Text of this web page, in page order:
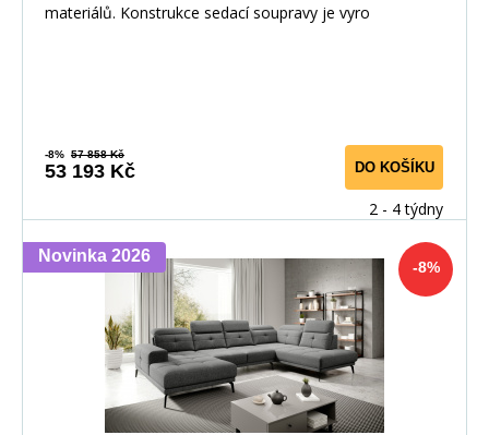
materiálů. Konstrukce sedací soupravy je vyro
-8% 57 858 Kč
53 193 Kč DO KOŠÍKU
2 - 4 týdny
-8%
Novinka 2026